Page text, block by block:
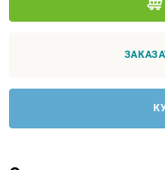
ОПОРЫ,